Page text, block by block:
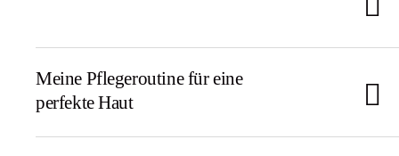
Meine Pflegeroutine für eine
perfekte Haut